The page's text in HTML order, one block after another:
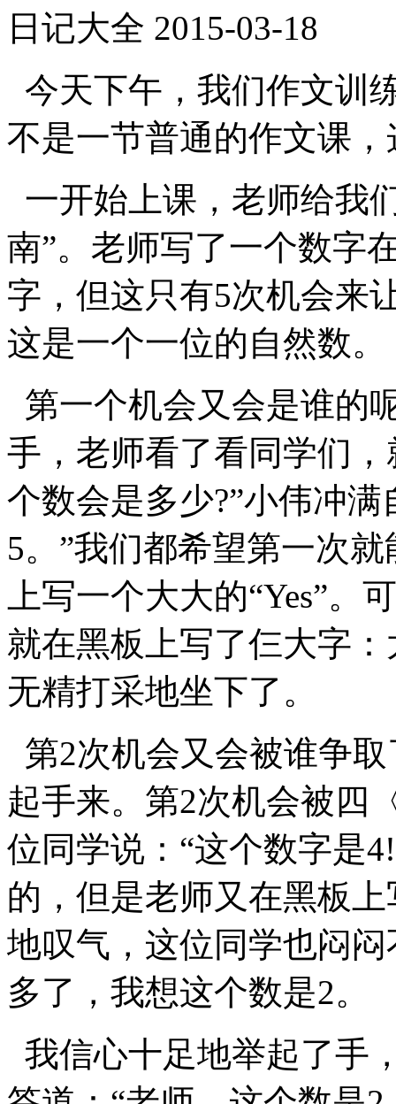
日记大全 2015-03-18
今天下午，我们作文训
不是一节普通的作文课
一开始上课，老师给我
南”。老师写了一个数字
字，但这只有5次机会来
这是一个一位的自然数。
第一个机会又会是谁的
手，老师看了看同学们
个数会是多少?”小伟冲
5。”我们都希望第一次
上写一个大大的“Yes”
就在黑板上写了仨大字
无精打采地坐下了。
第2次机会又会被谁争
起手来。第2次机会被四
位同学说：“这个数字是
的，但是老师又在黑板
地叹气，这位同学也闷
多了，我想这个数是2。
我信心十足地举起了手